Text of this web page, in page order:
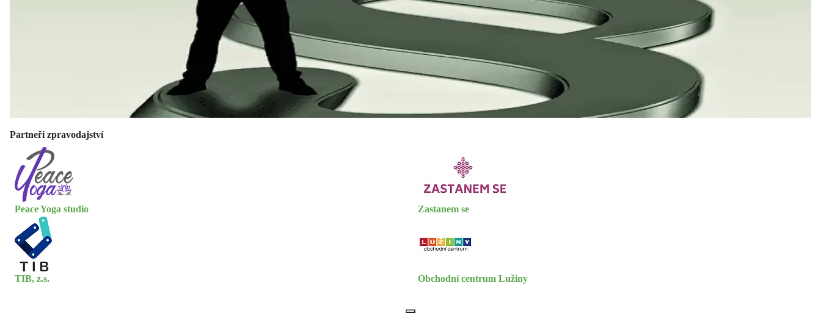
Partneři zpravodajství
Peace Yoga studio Zastanem se
TIB, z.s. Obchodní centrum Lužiny